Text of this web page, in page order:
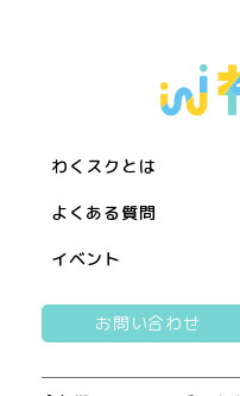
わくスクとは
よくある質問
イベント
お問い合わせ